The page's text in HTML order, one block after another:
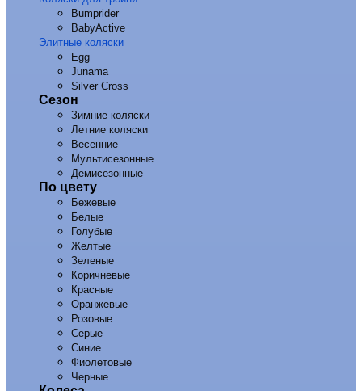
Bumprider
BabyActive
Элитные коляски
Egg
Junama
Silver Cross
Сезон
Зимние коляски
Летние коляски
Весенние
Мультисезонные
Демисезонные
По цвету
Бежевые
Белые
Голубые
Желтые
Зеленые
Коричневые
Красные
Оранжевые
Розовые
Серые
Синие
Фиолетовые
Черные